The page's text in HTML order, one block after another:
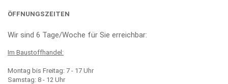
ÖFFNUNGSZEITEN
Wir sind 6 Tage/Woche für Sie erreichbar:
Im Baustoffhandel:
Montag bis Freitag: 7 - 17 Uhr
Samstag: 8 - 12 Uhr